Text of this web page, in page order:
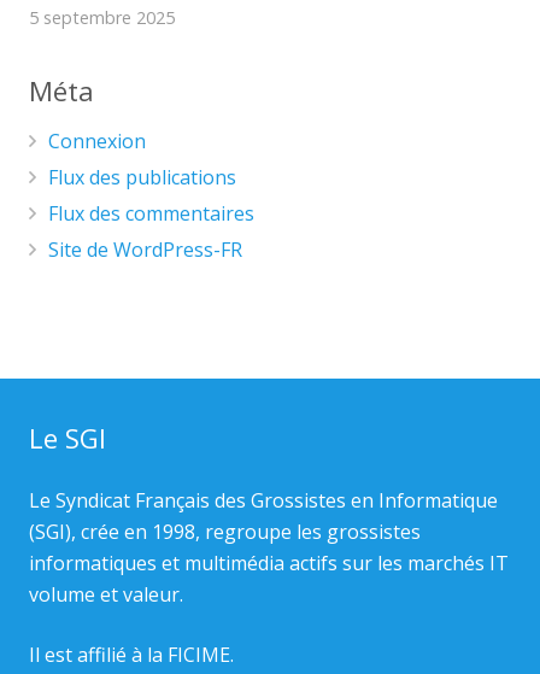
5 septembre 2025
Méta
Connexion
Flux des publications
Flux des commentaires
Site de WordPress-FR
Le SGI
Le Syndicat Français des Grossistes en Informatique
(SGI), crée en 1998, regroupe les grossistes
informatiques et multimédia actifs sur les marchés IT
volume et valeur.
Il est affilié à la FICIME.